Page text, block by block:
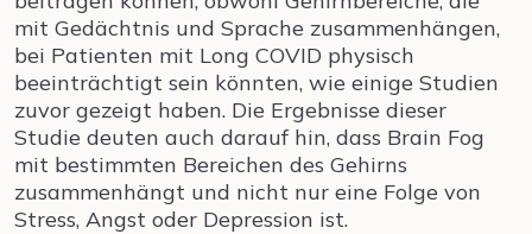
mit Gedächtnis und Sprache zusammenhängen,
bei Patienten mit Long COVID physisch
beeinträchtigt sein könnten, wie einige Studien
zuvor gezeigt haben. Die Ergebnisse dieser
Studie deuten auch darauf hin, dass Brain Fog
mit bestimmten Bereichen des Gehirns
zusammenhängt und nicht nur eine Folge von
Stress, Angst oder Depression ist.